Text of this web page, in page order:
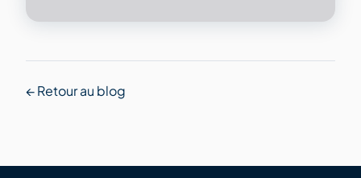
← Retour au blog